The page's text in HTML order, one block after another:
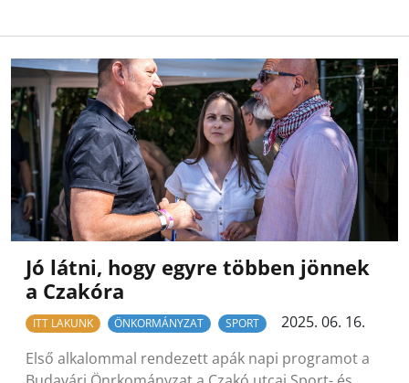
Jó látni, hogy egyre többen jönnek
a Czakóra
ITT LAKUNK ÖNKORMÁNYZAT SPORT
2025. 06. 16.
Első alkalommal rendezett apák napi programot a